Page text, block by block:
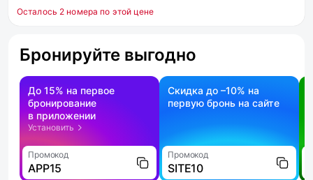
Осталось 2 номера по этой цене
Бронируйте выгодно
До 15% на первое
бронирование
в приложении
Установить
Промокод
APP15
Скидка до –10% на
первую бронь на сайте
Промокод
SITE10